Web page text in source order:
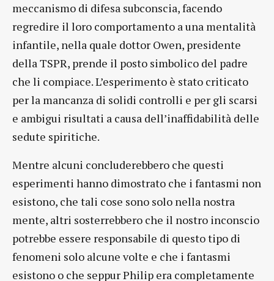
meccanismo di difesa subconscia, facendo
regredire il loro comportamento a una mentalità
infantile, nella quale dottor Owen, presidente
della TSPR, prende il posto simbolico del padre
che li compiace. L’esperimento è stato criticato
per la mancanza di solidi controlli e per gli scarsi
e ambigui risultati a causa dell’inaffidabilità delle
sedute spiritiche.
Mentre alcuni concluderebbero che questi
esperimenti hanno dimostrato che i fantasmi non
esistono, che tali cose sono solo nella nostra
mente, altri sosterrebbero che il nostro inconscio
potrebbe essere responsabile di questo tipo di
fenomeni solo alcune volte e che i fantasmi
esistono o che seppur Philip era completamente